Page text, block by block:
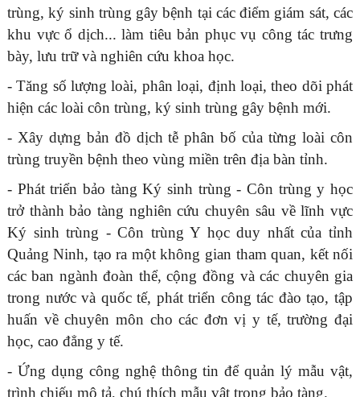
trùng, ký sinh trùng gây bệnh tại các điểm giám sát, các
khu vực ổ dịch... làm tiêu bản phục vụ công tác trưng
bày, lưu trữ và nghiên cứu khoa học.
- Tăng số lượng loài, phân loại, định loại, theo dõi phát
hiện các loài côn trùng, ký sinh trùng gây bệnh mới.
- Xây dựng bản đồ dịch tễ phân bố của từng loài côn
trùng truyền bệnh theo vùng miền trên địa bàn tỉnh.
- Phát triển bảo tàng Ký sinh trùng - Côn trùng y học
trở thành bảo tàng nghiên cứu chuyên sâu về lĩnh vực
Ký sinh trùng - Côn trùng Y học duy nhất của tỉnh
Quảng Ninh, tạo ra một không gian tham quan, kết nối
các ban ngành đoàn thể, cộng đồng và các chuyên gia
trong nước và quốc tế, phát triển công tác đào tạo, tập
huấn về chuyên môn cho các đơn vị y tế, trường đại
học, cao đẳng y tế.
- Ứng dụng công nghệ thông tin để quản lý mẫu vật,
trình chiếu mô tả, chú thích mẫu vật trong bảo tàng.